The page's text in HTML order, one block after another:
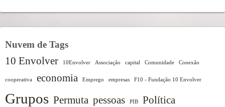
Nuvem de Tags
10 Envolver 10Envolver Associação capital Comunidade Conexão
cooperativa economia Emprego empresas F10 - Fundação 10 Envolver
Grupos Permuta pessoas PIB
Política